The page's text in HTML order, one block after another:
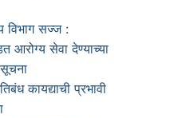
विभाग सज्ज :
आरोग्य सेवा देण्याच्या
सूचना
कायद्याची प्रभावी